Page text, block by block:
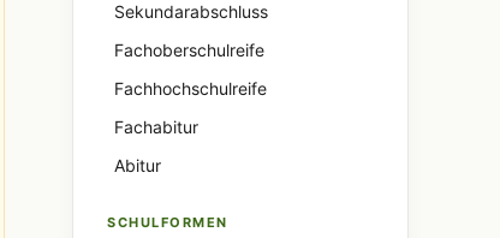
Sekundarabschluss
Fachoberschulreife
Fachhochschulreife
Fachabitur
Abitur
SCHULFORMEN